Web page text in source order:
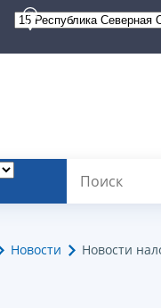
Новости Новости